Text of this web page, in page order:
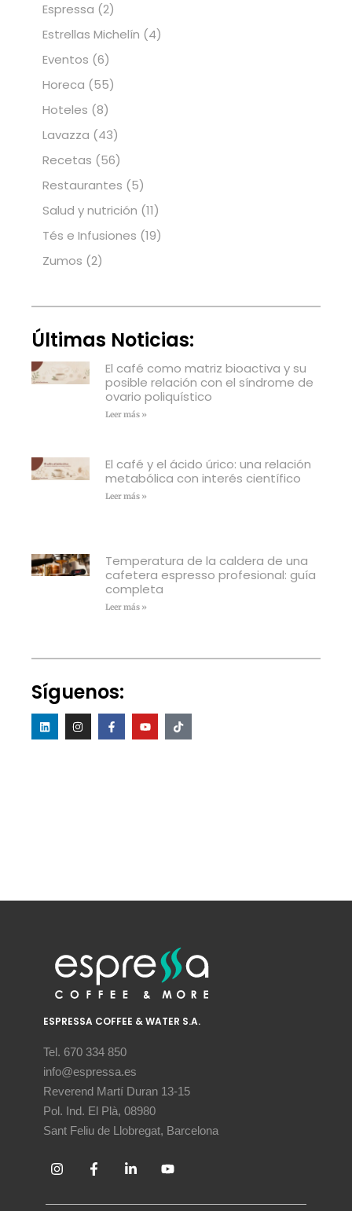
Espressa (2)
Estrellas Michelín (4)
Eventos (6)
Horeca (55)
Hoteles (8)
Lavazza (43)
Recetas (56)
Restaurantes (5)
Salud y nutrición (11)
Tés e Infusiones (19)
Zumos (2)
Últimas Noticias:
El café como matriz bioactiva y su
posible relación con el síndrome de
ovario poliquístico
Leer más »
El café y el ácido úrico: una relación
metabólica con interés científico
Leer más »
Temperatura de la caldera de una
cafetera espresso profesional: guía
completa
Leer más »
Síguenos:
ESPRESSA COFFEE & WATER S.A.
Tel. 670 334 850
info@espressa.es
Reverend Martí Duran 13-15
Pol. Ind. El Plà, 08980
Sant Feliu de Llobregat, Barcelona